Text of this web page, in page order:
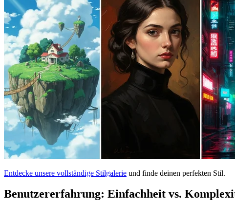
Entdecke unsere vollständige Stilgalerie und finde deinen perfekten Stil.
Benutzererfahrung: Einfachheit vs.